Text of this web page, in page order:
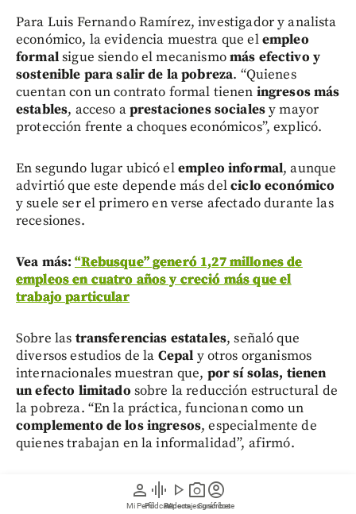
person
Mi Perfil
graphic_eq
Pódcast
play_arrow
Videos
photo_camera
Reportajes gráficos
account_circle
Suscríbete
Para Luis Fernando Ramírez, investigador y analista
económico, la evidencia muestra que elempleo
formalsigue siendo el mecanismomás efectivo y
sostenible para salir de la pobreza. “Quienes
cuentan con un contrato formal tienen ingresos más
estables, acceso aprestaciones socialesy mayor
protección frente a choques económicos”, explicó.
En segundo lugar ubicó elempleo informal, aunque
advirtió que este depende más delciclo económico
y suele ser el primero en verse afectado durante las
recesiones.
Vea más:“Rebusque” generó 1,27 millones de
empleos en cuatro años y creció más que el
trabajo particular
Sobre las transferencias estatales, señaló que
diversos estudios de la Cepal y otros organismos
internacionales muestran que, por sí solas, tienen
un efecto limitado sobre la reducción estructural de
la pobreza. “En la práctica, funcionan como un
complemento de los ingresos, especialmente de
quienes trabajan en la informalidad”, afirmó.
El reto de Colombia: evitar que la
pobreza vuelva a aumentar